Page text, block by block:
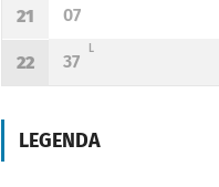
Godzina odjazdu
21
Odjazd
07
minut po godzinie
Godzina odjazdu
22
Odjazd
37
minut po godzinie
L
LEGENDA